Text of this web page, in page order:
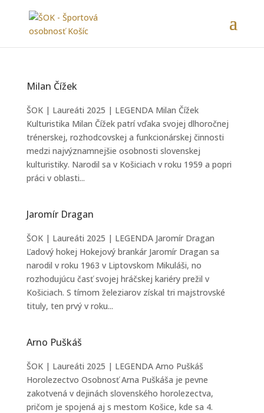
Milan Čížek
ŠOK | Laureáti 2025 | LEGENDA Milan Čížek
Kulturistika Milan Čížek patrí vďaka svojej dlhoročnej
trénerskej, rozhodcovskej a funkcionárskej činnosti
medzi najvýznamnejšie osobnosti slovenskej
kulturistiky. Narodil sa v Košiciach v roku 1959 a popri
práci v oblasti...
Jaromír Dragan
ŠOK | Laureáti 2025 | LEGENDA Jaromír Dragan
Ľadový hokej Hokejový brankár Jaromír Dragan sa
narodil v roku 1963 v Liptovskom Mikuláši, no
rozhodujúcu časť svojej hráčskej kariéry prežil v
Košiciach. S tímom železiarov získal tri majstrovské
tituly, ten prvý v roku...
Arno Puškáš
ŠOK | Laureáti 2025 | LEGENDA Arno Puškáš
Horolezectvo Osobnosť Arna Puškáša je pevne
zakotvená v dejinách slovenského horolezectva,
pričom je spojená aj s mestom Košice, kde sa 4.